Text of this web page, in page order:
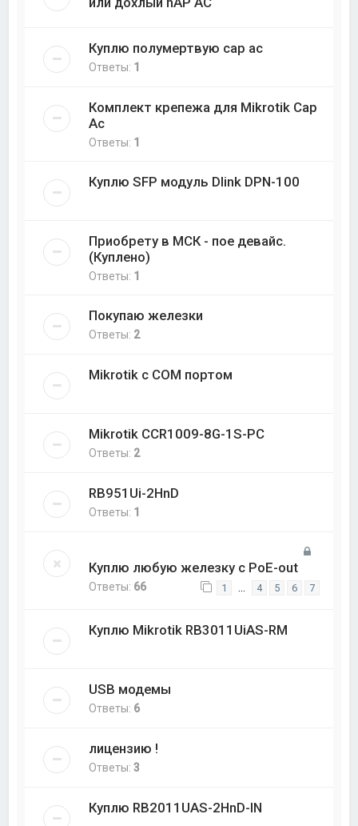
Куплю полумертвую cap ac
Ответы: 1
Комплект крепежа для Mikrotik Cap
Ac
Ответы: 1
Куплю SFP модуль Dlink DPN-100
Приобрету в МСК - пое девайс.
(Куплено)
Ответы: 1
Покупаю железки
Ответы: 2
Mikrotik с COM портом
Mikrotik CCR1009-8G-1S-PC
Ответы: 2
RB951Ui-2HnD
Ответы: 1
Куплю любую железку с PoE-out
Ответы: 66 1 4 5 6 7
Куплю Mikrotik RB3011UiAS-RM
USB модемы
Ответы: 6
лицензию !
Ответы:3
Куплю RB2011UAS-2HnD-IN